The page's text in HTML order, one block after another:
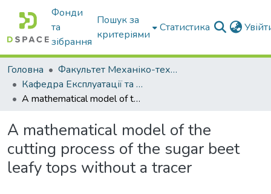
Фонди
та
зібрання
Пошук за
критеріями
Статистика
Головна
Факультет Механіко-технологічний
Кафедра Експлуатації та технічного сервісу машин
A mathematical model of the cutting process of the sugar beet leafy tops without a tracer
A mathematical model of the
cutting process of the sugar beet
leafy tops without a tracer